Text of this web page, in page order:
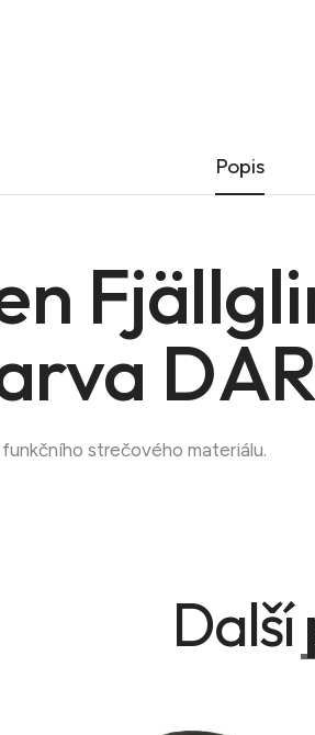
Popis
strečového materiálu.
Další